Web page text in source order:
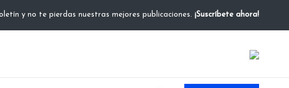
y no te pierdas nuestras mejores publicaciones. ¡Suscríbete ahora!